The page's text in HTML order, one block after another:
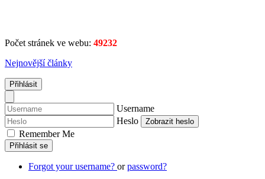
Počet stránek ve webu: 49232
Nejnovější články
Přihlásit
Username
Heslo
Zobrazit heslo
Remember Me
Přihlásit se
Forgot your username? orpassword?